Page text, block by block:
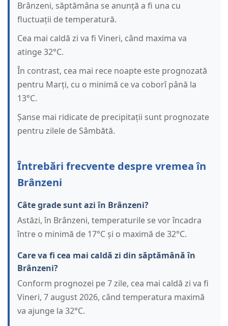
Brânzeni, săptămâna se anunță a fi una cu
fluctuații de temperatură.
Cea mai caldă zi va fi Vineri, când maxima va
atinge 32°C.
În contrast, cea mai rece noapte este prognozată
pentru Marți, cu o minimă ce va coborî până la
13°C.
Șanse mai ridicate de precipitații sunt prognozate
pentru zilele de Sâmbătă.
Întrebări frecvente despre vremea în
Brânzeni
Câte grade sunt azi în Brânzeni?
Astăzi, în Brânzeni, temperaturile se vor încadra
între o minimă de 17°C și o maximă de 32°C.
Care va fi cea mai caldă zi din săptămână în
Brânzeni?
Conform prognozei pe 7 zile, cea mai caldă zi va fi
Vineri, 7 august 2026, când temperatura maximă
va ajunge la 32°C.